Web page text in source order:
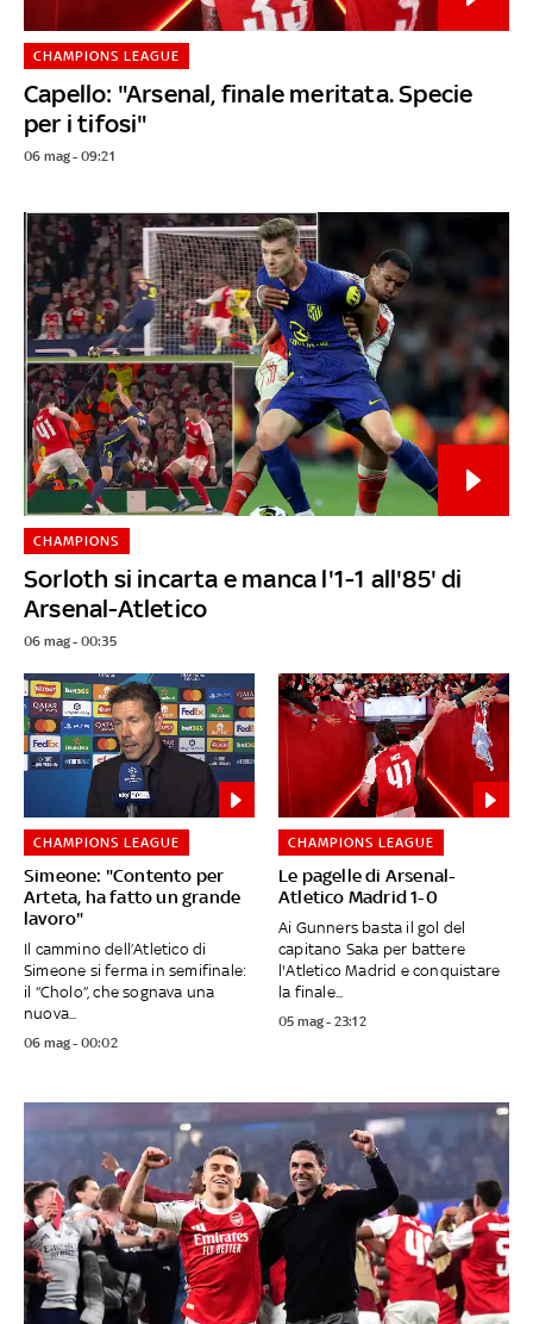
Capello: "Arsenal, finale meritata. Specie
per i tifosi"
CHAMPIONS LEAGUE
06 mag - 09:21
Sorloth si incarta e manca l'1-1 all'85' di
Arsenal-Atletico
CHAMPIONS
06 mag - 00:35
Simeone: "Contento per
Arteta, ha fatto un grande
lavoro"
CHAMPIONS LEAGUE
Il cammino dell’Atletico di
Simeone si ferma in semifinale:
il “Cholo”, che sognava una
nuova...
06 mag - 00:02
Le pagelle di Arsenal-
Atletico Madrid 1-0
CHAMPIONS LEAGUE
Ai Gunners basta il gol del
capitano Saka per battere
l'Atletico Madrid e conquistare
la finale...
05 mag - 23:12